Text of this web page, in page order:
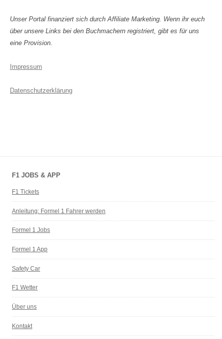
Unser Portal finanziert sich durch Affiliate Marketing. Wenn ihr euch
über unsere Links bei den Buchmachern registriert, gibt es für uns
eine Provision.
Impressum
Datenschutzerklärung
F1 JOBS & APP
F1 Tickets
Anleitung: Formel 1 Fahrer werden
Formel 1 Jobs
Formel 1 App
Safety Car
F1 Wetter
Über uns
Kontakt